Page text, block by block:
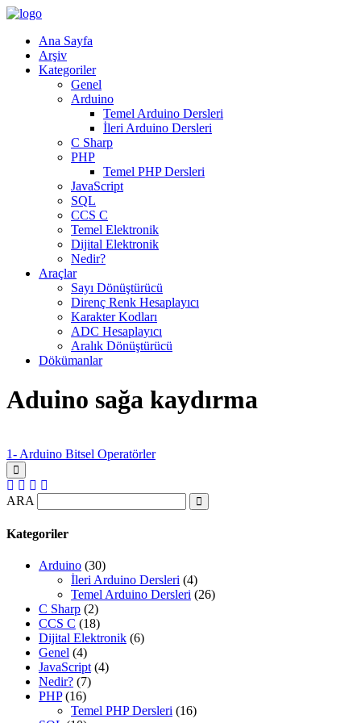
Ana Sayfa
Arşiv
Kategoriler
Genel
Arduino
Temel Arduino Dersleri
İleri Arduino Dersleri
C Sharp
PHP
Temel PHP Dersleri
JavaScript
SQL
CCS C
Temel Elektronik
Dijital Elektronik
Nedir?
Araçlar
Sayı Dönüştürücü
Direnç Renk Hesaplayıcı
Karakter Kodları
ADC Hesaplayıcı
Aralık Dönüştürücü
Dökümanlar
Aduino sağa kaydırma
1- Arduino Bitsel Operatörler
ARA
Kategoriler
Arduino (30)
İleri Arduino Dersleri (4)
Temel Arduino Dersleri (26)
C Sharp (2)
CCS C (18)
Dijital Elektronik (6)
Genel (4)
JavaScript(4)
Nedir? (7)
PHP(16)
Temel PHP Dersleri (16)